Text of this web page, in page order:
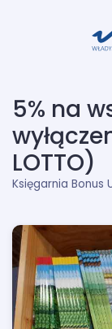
5% na
LOTTO)
Księgarnia Bonus